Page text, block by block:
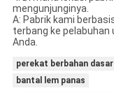
mengunjunginya.
A: Pabrik kami
terbang ke pelabuhan
Anda.
perekat berbahan
bantal lem panas